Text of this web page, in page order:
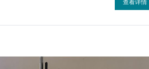
查看详情